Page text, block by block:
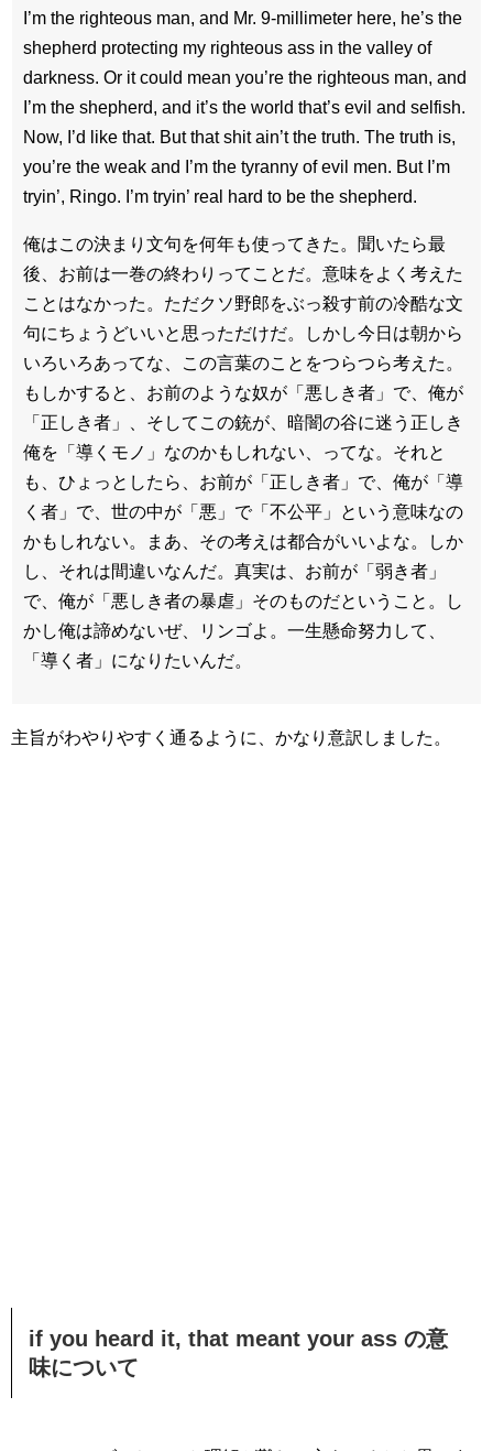
I’m the righteous man, and Mr. 9-millimeter here, he’s the
shepherd protecting my righteous ass in the valley of
darkness. Or it could mean you’re the righteous man, and
I’m the shepherd, and it’s the world that’s evil and selfish.
Now, I’d like that. But that shit ain’t the truth. The truth is,
you’re the weak and I’m the tyranny of evil men. But I’m
tryin’, Ringo. I’m tryin’ real hard to be the shepherd.
俺はこの決まり文句を何年も使ってきた。聞いたら最
後、お前は一巻の終わりってことだ。意味をよく考えた
ことはなかった。ただクソ野郎をぶっ殺す前の冷酷な文
句にちょうどいいと思っただけだ。しかし今日は朝から
いろいろあってな、この言葉のことをつらつら考えた。
もしかすると、お前のような奴が「悪しき者」で、俺が
「正しき者」、そしてこの銃が、暗闇の谷に迷う正しき
俺を「導くモノ」なのかもしれない、ってな。それと
も、ひょっとしたら、お前が「正しき者」で、俺が「導
く者」で、世の中が「悪」で「不公平」という意味なの
かもしれない。まあ、その考えは都合がいいよな。しか
し、それは間違いなんだ。真実は、お前が「弱き者」
で、俺が「悪しき者の暴虐」そのものだということ。し
かし俺は諦めないぜ、リンゴよ。一生懸命努力して、
「導く者」になりたいんだ。
主旨がわやりやすく通るように、かなり意訳しました。
if you heard it, that meant your ass の意
味について